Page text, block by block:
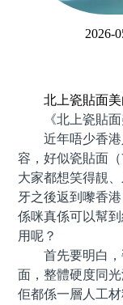
收費標準 change
2026-
北上瓷貼面
《北上瓷貼面
近年唔少香港
容，好似瓷貼面（
大家都想笑得靚
牙之後返到嚟香
係咪真係可以幫
用呢？
首先要明白，
面，整體硬度同
佢都係一層人工